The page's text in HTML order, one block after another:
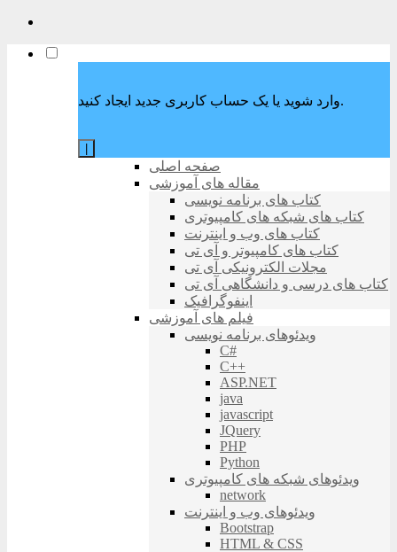
وارد شوید یا یک حساب کاربری جدید ایجاد کنید.
صفحه اصلی
مقاله های آموزشی
کتاب های برنامه نویسی
کتاب های شبکه های کامپیوتری
کتاب های وب و اینترنت
کتاب های کامپیوتر و آی تی
مجلات الکترونیکی آی تی
کتاب های درسی و دانشگاهی آی تی
اینفوگرافیک
فیلم های آموزشی
ویدئوهای برنامه نویسی
C#
C++
ASP.NET
java
javascript
JQuery
PHP
Python
ویدئوهای شبکه های کامپیوتری
network
ویدئوهای وب و اینترنت
Bootstrap
HTML & CSS